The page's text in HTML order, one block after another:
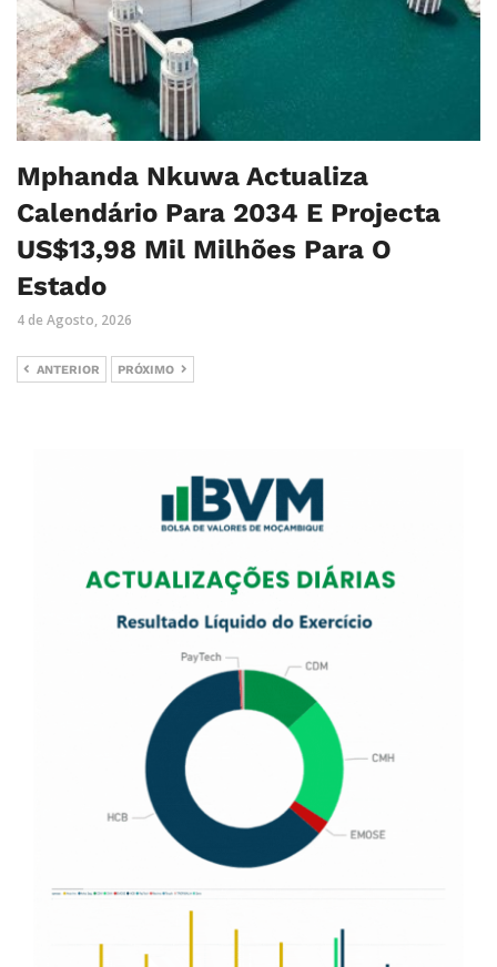
Mphanda Nkuwa Actualiza
Calendário Para 2034 E Projecta
US$13,98 Mil Milhões Para O
Estado
4 de Agosto, 2026
ANTERIOR PRÓXIMO